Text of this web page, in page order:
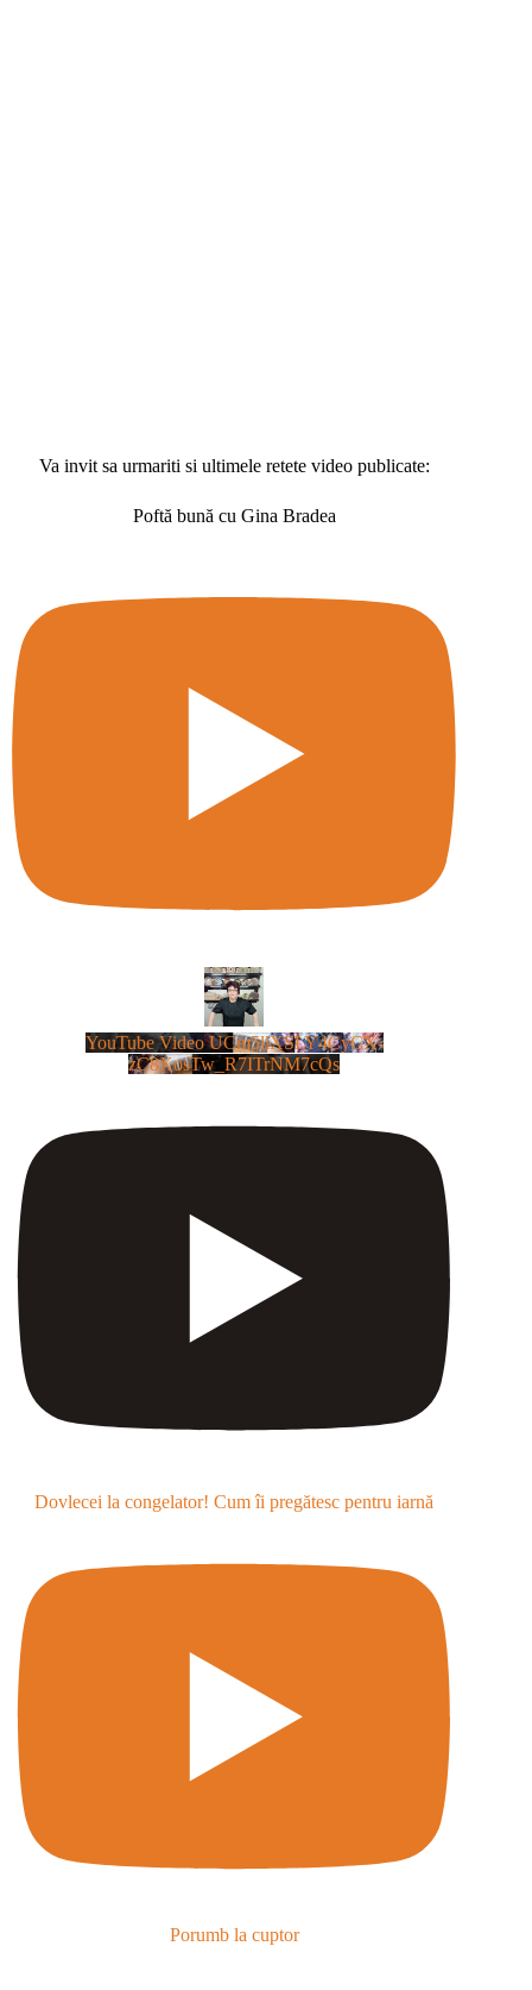
Va invit sa urmariti si ultimele retete video publicate:
Poftă bună cu Gina Bradea
YouTube Video UCm5llXSLY4CyCX-
zC8XosTw_R7ITrNM7cQs
Dovlecei la congelator! Cum îi pregătesc pentru iarnă
Porumb la cuptor